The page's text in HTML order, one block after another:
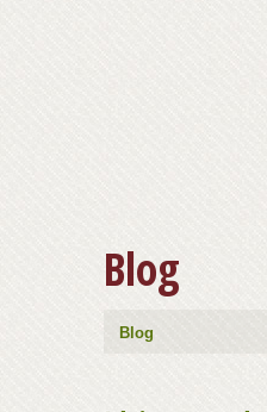
Blog
Blog